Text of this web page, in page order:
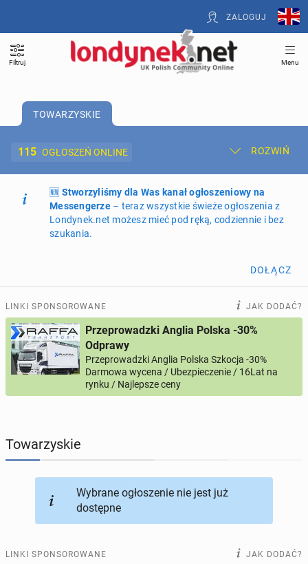
ZALOGUJ
Filtruj Menu
TOWARZYSKIE
115 OGŁOSZEŃ ONLINE ROZWIŃ
Dodaj ogłoszenie Moje ogłoszenia
Oferta i cennik ogłoszeń
ogłoszeń online
PROFILE KANDYDATÓW 295 profili online
USŁUGI 167ogłoszeń online
KUPIĘ & SPRZEDAM
🆕 Stworzyliśmy dla Was kanał ogłoszeniowy na
Messengerze– teraz wszystkie świeże ogłoszenia z
Londynek.net możesz mieć pod ręką, codziennie i bez
szukania.
DOŁĄCZ
LINKI SPONSOROWANE JAK DODAĆ?
Przeprowadzki Anglia Polska -30%
Odprawy
Przeprowadzki Anglia Polska Szkocja -30%
Darmowa wycena / Ubezpieczenie / 16Lat na
rynku / Najlepsze ceny
Towarzyskie
Wybrane ogłoszenie nie jest już
dostępne
LINKI SPONSOROWANE JAK DODAĆ?